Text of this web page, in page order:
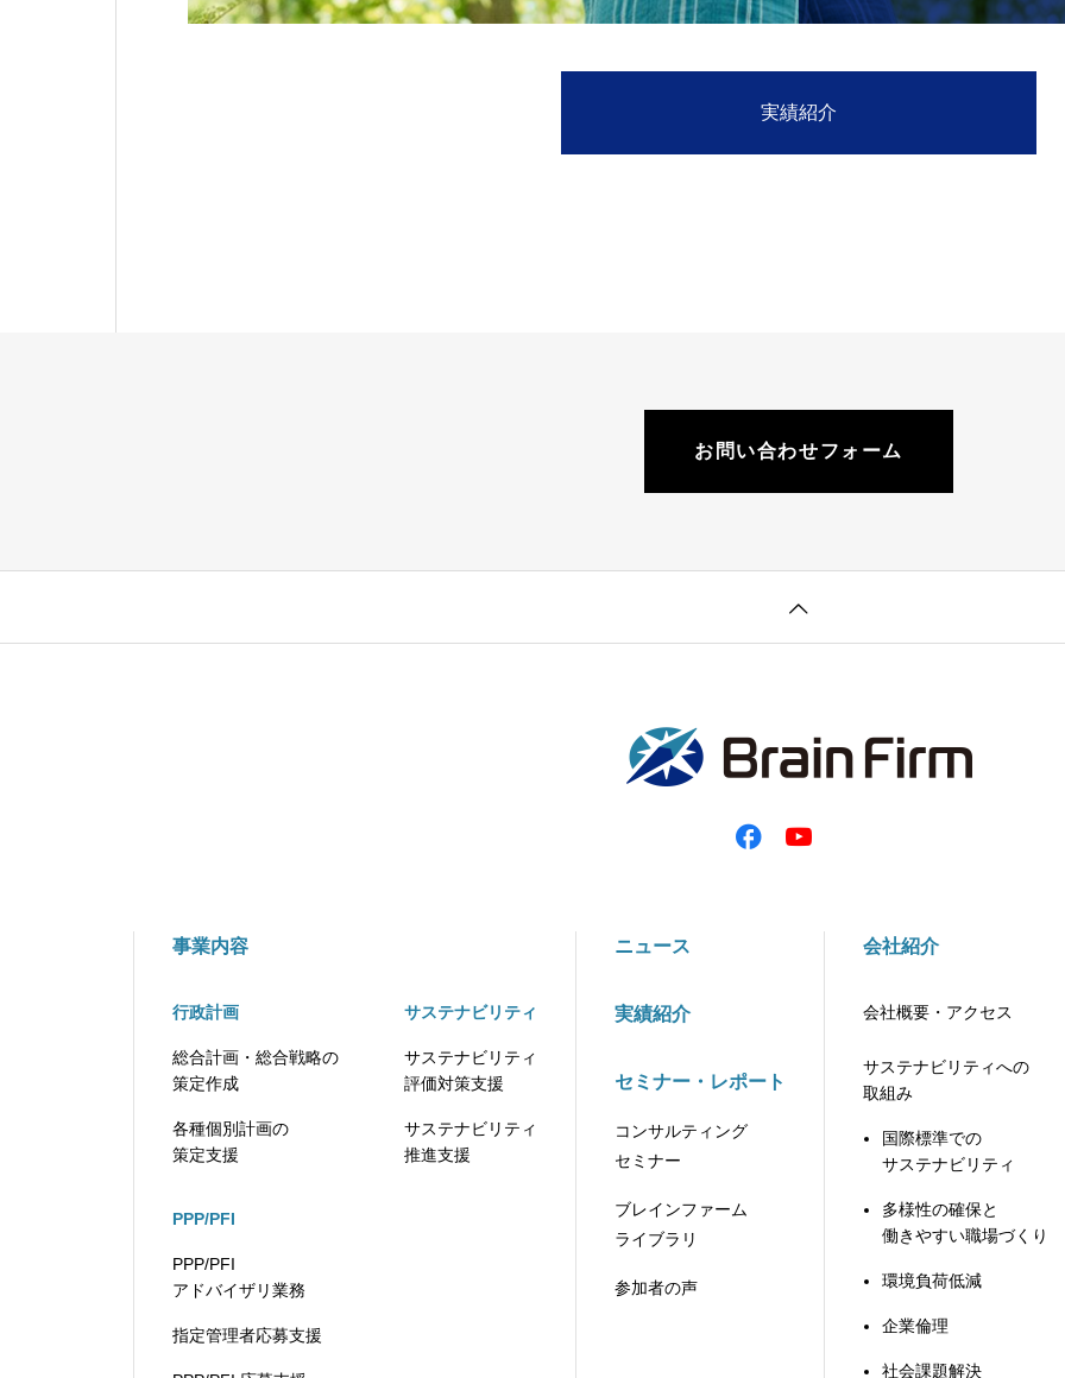
実績紹介
お問い合わせフォーム
事業内容
行政計画
総合計画・総合戦略の
策定作成
各種個別計画の
策定支援
サステナビリティ
サステナビリティ
評価対策支援
サステナビリティ
推進支援
PPP/PFI
PPP/PFI
アドバイザリ業務
指定管理者応募支援
ニュース
実績紹介
セミナー・レポート
コンサルティング
セミナー
ブレインファーム
ライブラリ
参加者の声
会社紹介
会社概要・アクセス
サステナビリティへの
取組み
国際標準での
サステナビリティ
多様性の確保と
働きやすい職場づくり
環境負荷低減
企業倫理
社会課題解決